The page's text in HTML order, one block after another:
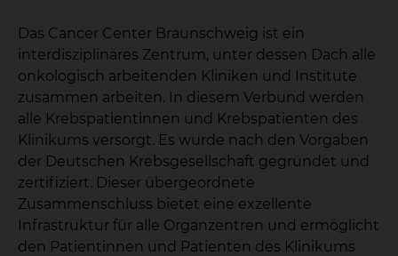
Das Cancer Center Braunschweig ist ein
interdisziplinäres Zentrum, unter dessen Dach alle
onkologisch arbeitenden Kliniken und Institute
zusammen arbeiten. In diesem Verbund werden
alle Krebspatientinnen und Krebspatienten des
Klinikums versorgt. Es wurde nach den Vorgaben
der Deutschen Krebsgesellschaft gegründet und
zertifiziert. Dieser übergeordnete
Zusammenschluss bietet eine exzellente
Infrastruktur für alle Organzentren und ermöglicht
den Patientinnen und Patienten des Klinikums